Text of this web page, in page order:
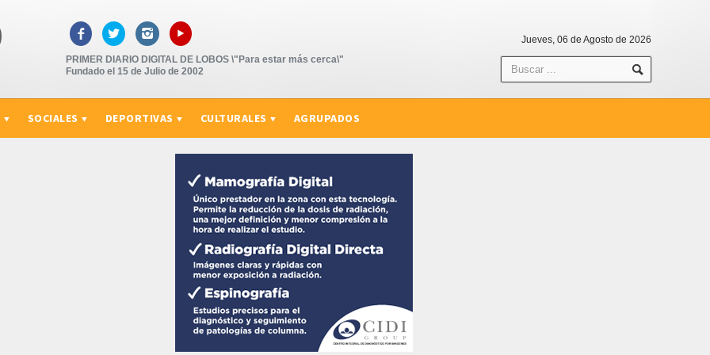
   ▸
PRIMER DIARIO DIGITAL DE LOBOS \"Para estar más cerca\"
Fundado el 15 de Julio de 2002
Jueves, 06 de Agosto de 2026
SOCIALES DEPORTIVAS CULTURALES AGRUPADOS